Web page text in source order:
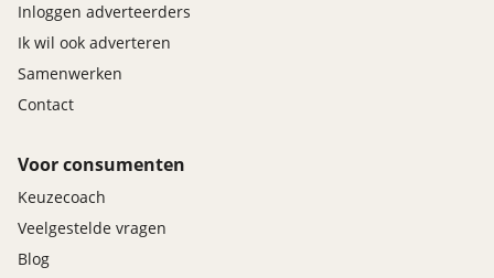
Inloggen adverteerders
Ik wil ook adverteren
Samenwerken
Contact
Voor consumenten
Keuzecoach
Veelgestelde vragen
Blog